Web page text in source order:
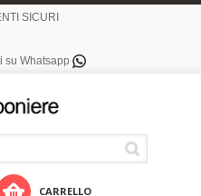
SICURI
su Whatsapp
CARRELLO